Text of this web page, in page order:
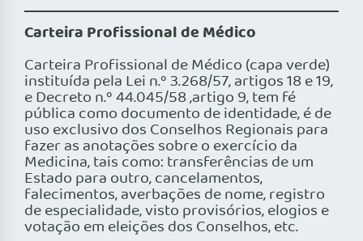
Carteira Profissional de Médico
Carteira Profissional de Médico (capa verde)
instituída pela Lei n.º 3.268/57, artigos 18 e 19,
e Decreto n.º 44.045/58 ,artigo 9, tem fé
pública como documento de identidade, é de
uso exclusivo dos Conselhos Regionais para
fazer as anotações sobre o exercício da
Medicina, tais como: transferências de um
Estado para outro, cancelamentos,
falecimentos, averbações de nome, registro
de especialidade, visto provisórios, elogios e
votação em eleições dos Conselhos, etc.